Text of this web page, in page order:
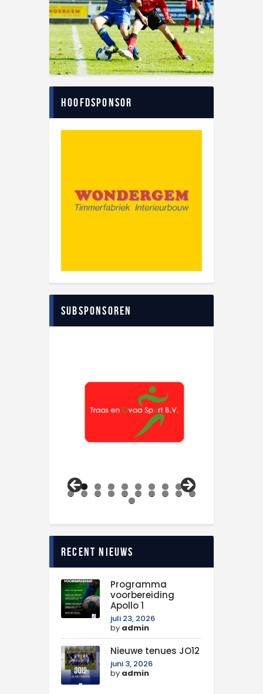
Hoofdsponsor
Subsponsoren
0
1 2 3 4 5 6 7 8 9 0
1
Recent nieuws
Programma
voorbereiding
Apollo 1
juli 23, 2026
by admin
Nieuwe tenues JO12
juni 3, 2026
by admin